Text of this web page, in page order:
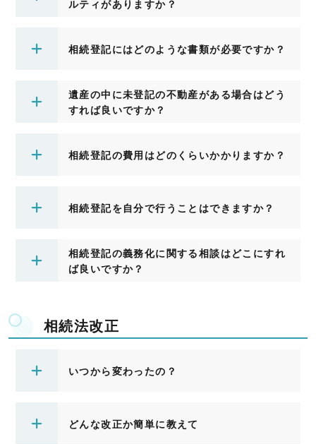
ルティがありますか？
相続登記にはどのような書類が必要ですか？
遺産の中に未登記の不動産がある場合はどう
すれば良いですか？
相続登記の費用はどのくらいかかりますか？
相続登記を自分で行うことはできますか？
相続登記の義務化に関する相談はどこにすれ
ば良いですか？
相続法改正
いつから変わったの？
どんな改正か簡単に教えて